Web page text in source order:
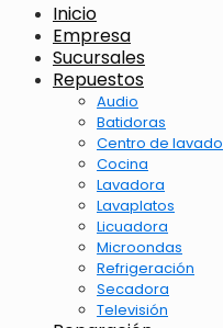
Inicio
Empresa
Sucursales
Repuestos
Audio
Batidoras
Centro de lavado
Cocina
Lavadora
Lavaplatos
Licuadora
Microondas
Refrigeración
Secadora
Televisión